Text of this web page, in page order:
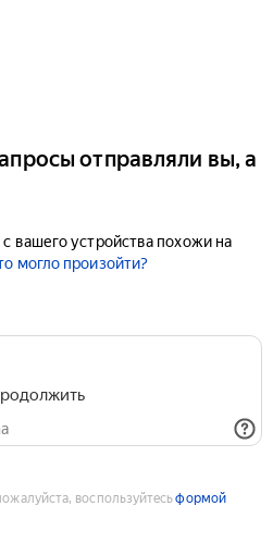
отправляли вы, а
вашего устройства похожи на
могло произойти?
воспользуйтесьформой